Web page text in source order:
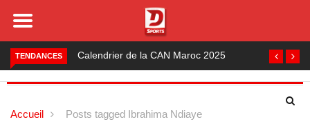
TENDANCES Foot local : les lauréats de la saison 2024-2025
Accueil Posts tagged Ibrahima Ndiaye